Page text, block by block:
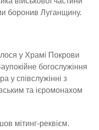
боронив Луганщину.
у Храмі Покрови
богослужіння
у співслужінні з
та ієромонахом
мітинг-реквієм.